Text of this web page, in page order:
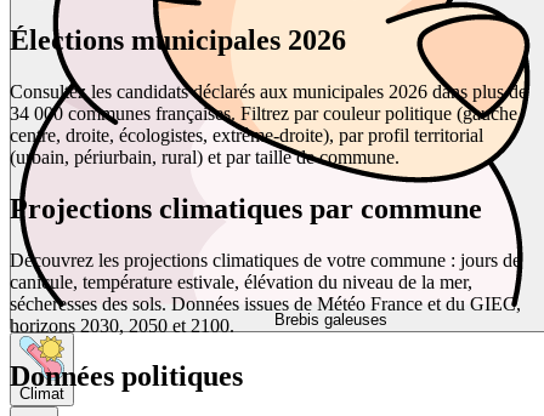
Brebis galeuses
Climat
Élections municipales 2026
Consultez les candidats déclarés aux municipales 2026 dans plus de
34 000 communes françaises. Filtrez par couleur politique (gauche,
centre, droite, écologistes, extrême-droite), par profil territorial
(urbain, périurbain, rural) et par taille de commune.
Projections climatiques par commune
Découvrez les projections climatiques de votre commune : jours de
canicule, température estivale, élévation du niveau de la mer,
sécheresses des sols. Données issues de Météo France et du GIEC,
horizons 2030, 2050 et 2100.
Données politiques